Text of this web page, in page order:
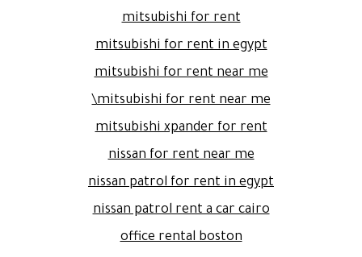
mitsubishi for rent
mitsubishi for rent in egypt
mitsubishi for rent near me
mitsubishi for rent near me\
mitsubishi xpander for rent
nissan for rent near me
nissan patrol for rent in egypt
nissan patrol rent a car cairo
office rental boston